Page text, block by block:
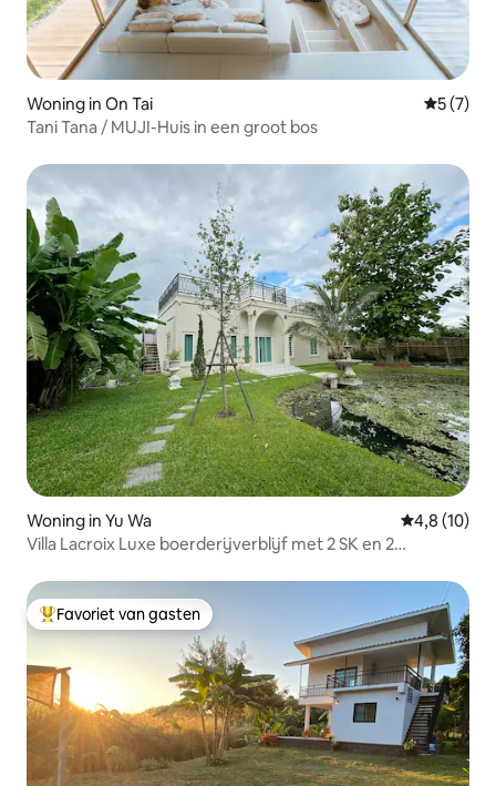
Woning in On Tai
5 (7)
Tani Tana / MUJI-Huis in een groot bos
Woning in Yu Wa
4,8 (10)
Villa Lacroix Luxe boerderijverblijf met 2 SK en 2
Topfavoriet van gasten
Favoriet van gasten